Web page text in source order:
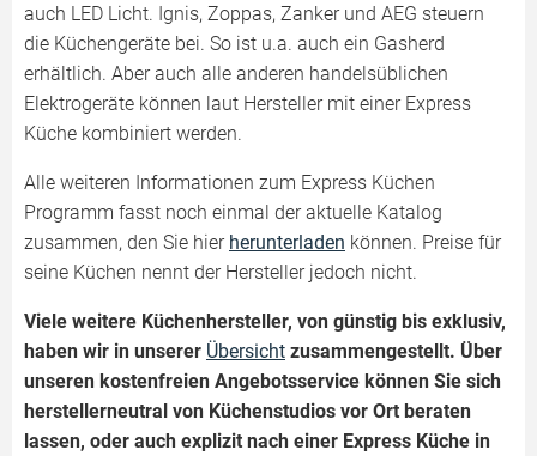
auch LED Licht. Ignis, Zoppas, Zanker und AEG steuern
die Küchengeräte bei. So ist u.a. auch ein Gasherd
erhältlich. Aber auch alle anderen handelsüblichen
Elektrogeräte können laut Hersteller mit einer Express
Küche kombiniert werden.
Alle weiteren Informationen zum Express Küchen
Programm fasst noch einmal der aktuelle Katalog
zusammen, den Sie hier herunterladen können. Preise für
seine Küchen nennt der Hersteller jedoch nicht.
Viele weitere Küchenhersteller, von günstig bis exklusiv,
haben wir in unserer Übersicht zusammengestellt. Über
unseren kostenfreien Angebotsservice können Sie sich
herstellerneutral von Küchenstudios vor Ort beraten
lassen, oder auch explizit nach einer Express Küche in